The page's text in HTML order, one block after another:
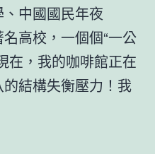
中國國民年夜
高校，一個個“一公
在，我的咖啡館正在
結構失衡壓力！我